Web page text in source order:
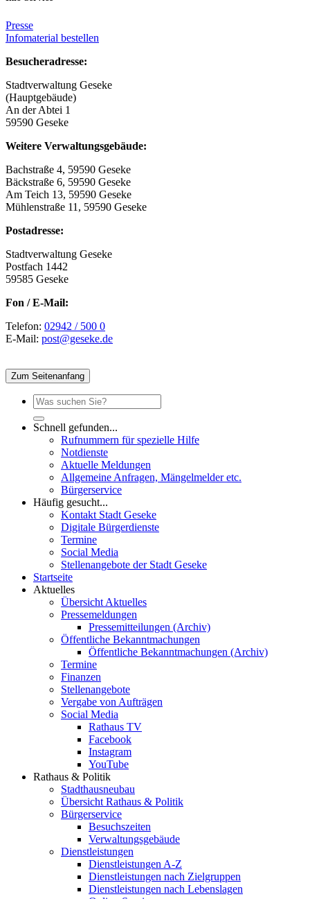
Presse
Infomaterial bestellen
Besucheradresse:
Stadtverwaltung Geseke
(Hauptgebäude)
An der Abtei 1
59590 Geseke
Weitere Verwaltungsgebäude:
Bachstraße 4, 59590 Geseke
Bäckstraße 6, 59590 Geseke
Am Teich 13, 59590 Geseke
Mühlenstraße 11, 59590 Geseke
Postadresse:
Stadtverwaltung Geseke
Postfach 1442
59585 Geseke
Fon / E-Mail:
Telefon: 02942 / 500 0
E-Mail: post@geseke.de
Zum Seitenanfang
Schnell gefunden...
Rufnummern für spezielle Hilfe
Notdienste
Aktuelle Meldungen
Allgemeine Anfragen, Mängelmelder etc.
Bürgerservice
Häufig gesucht...
Kontakt Stadt Geseke
Digitale Bürgerdienste
Termine
Social Media
Stellenangebote der Stadt Geseke
Startseite
Aktuelles
Übersicht Aktuelles
Pressemeldungen
Pressemitteilungen (Archiv)
Öffentliche Bekanntmachungen
Öffentliche Bekanntmachungen (Archiv)
Termine
Finanzen
Stellenangebote
Vergabe von Aufträgen
Social Media
Rathaus TV
Facebook
Instagram
YouTube
Rathaus & Politik
Stadthausneubau
Übersicht Rathaus & Politik
Bürgerservice
Besuchszeiten
Verwaltungsgebäude
Dienstleistungen
Dienstleistungen A-Z
Dienstleistungen nach Zielgruppen
Dienstleistungen nach Lebenslagen